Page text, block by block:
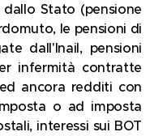
Stato (pensione
le pensioni di
dall'Inail, pensioni
infermità contratte
ancora redditi con
o ad imposta
interessi sui BOT